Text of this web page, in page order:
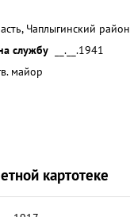
Чаплыгинский район
службу
__.__.1941
майор
картотеке